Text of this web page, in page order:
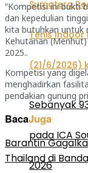
Sebanyak
pada ICA
2026
“Kompetisi ini bukti
dan kepedulian
kita butuhkan untuk
Kehutanan
2025..
Kompetisi yang
menghadirkan
pendakian gunung
BacaJuga
Barantin
Thailand di